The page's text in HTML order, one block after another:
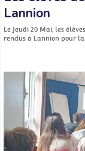
Lannion
Le Jeudi 20 Mai, les
rendus à Lannion pour